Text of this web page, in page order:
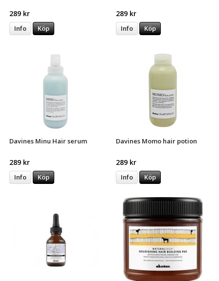
289 kr
Info Köp
289 kr
Info Köp
Davines Minu Hair serum
289 kr
Info Köp
Davines Momo hair potion
289 kr
Info Köp